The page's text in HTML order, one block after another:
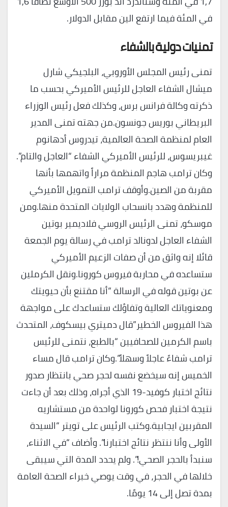
في المئة فيما ارتفع الين مقابل الدولار.
تمنيات دولية بالشفاء
تمنى رئيس المجلس الأوروبي، البلجيكي شارل
ميشال الشفاء العاجل للرئيس الأميركي بحسب ما
ذكرته وكالة فرانس برس، وكذلك فعل رئيس الوزراء
البريطاني بوريس جونسون.من جهته تمنى المدير
العام لمنظمة الصحة العالمية، تيدروس أدهانوم
غيبريسوس، للرئيس الأميركي الشفاء “العاجل والتام”.
وكان ترامب هاجم المنظمة مراراً واتهمها بأنها
مقربة من الصين.وأوقف ترامب التمويل الأميركي
للمنظمة وهدد بانسحاب الولايات المتحدة منها.ومن
موسكو، تمنى الرئيس الروسي فلاديمير بوتين
الشفاء العاجل لدونالد ترامب في رسالة يوم الجمعة
قائلا إنه واثق من أن صفات الزعيم الأميركي
ستساعده في محاربة فيروس كورونا.ونقل الكرملين
عن بوتين قوله في الرسالة “أنا مقتنع بأن حيويتك
ومعنوياتك العالية وتفاؤلك ستساعدك على مواجهة
هذا الفيروس الخطير”قال دميتري بيسكوف، المتحدث
باسم الكرمين للصحافيين “بالطبع، نتمنى للرئيس
ترامب شفاءً عاجلاً وسهلاً”.وكان ترامب قال مساء
الخميس إنه سيخضع نفسه لحجر صحي بانتظار صدور
نتائج اختبار كوفيد-19 الذي أجراه، وذلك بعد أن جاءت
نتيجة اختبار فحص كورونا لواحدة من مستشاريه
المقربين ايجابية.وكتب الرئيس على تويتر “السيدة
الأولى وأنا ننتظر نتائج اختبارنا”. وأضاف “في الاثناء،
سنبدأ بالحجر الصحي!”. ولم يحدد المدة التي سيبقى
خلالها في الحجر، في وقت يوصي خبراء الصحة العامة
بمدة تصل إلى 14 يومًا.